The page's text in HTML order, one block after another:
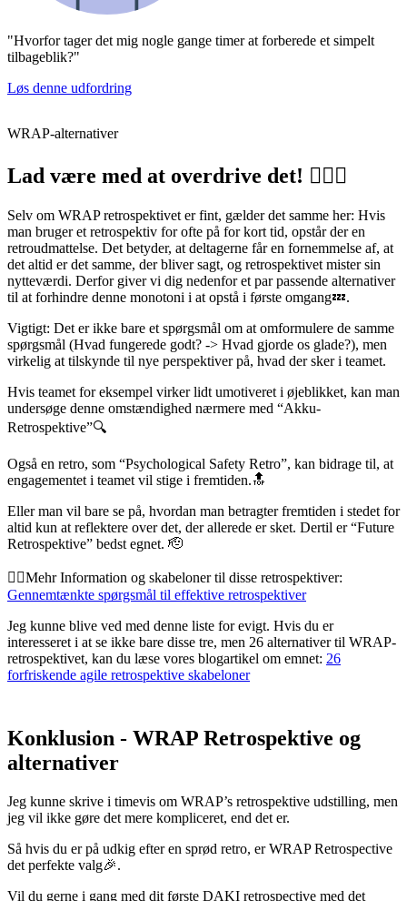
"Hvorfor tager det mig nogle gange timer at forberede et simpelt
tilbageblik?"
Løs denne udfordring
WRAP-alternativer
Lad være med at overdrive det! 🙅🏽‍♀️
Selv om WRAP retrospektivet er fint, gælder det samme her: Hvis
man bruger et retrospektiv for ofte på for kort tid, opstår der en
retroudmattelse. Det betyder, at deltagerne får en fornemmelse af, at
det altid er det samme, der bliver sagt, og retrospektivet mister sin
nytteværdi. Derfor giver vi dig nedenfor et par passende alternativer
til at forhindre denne monotoni i at opstå i første omgang💤.
Vigtigt: Det er ikke bare et spørgsmål om at omformulere de samme
spørgsmål (Hvad fungerede godt? -> Hvad gjorde os glade?), men
virkelig at tilskynde til nye perspektiver på, hvad der sker i teamet.
Hvis teamet for eksempel virker lidt umotiveret i øjeblikket, kan man
undersøge denne omstændighed nærmere med “Akku-
Retrospektive”🔍
Også en retro, som “Psychological Safety Retro”, kan bidrage til, at
engagementet i teamet vil stige i fremtiden.🔝
Eller man vil bare se på, hvordan man betragter fremtiden i stedet for
altid kun at reflektere over det, der allerede er sket. Dertil er “Future
Retrospektive” bedst egnet. 🫡
👉🏽Mehr Information og skabeloner til disse retrospektiver:
Gennemtænkte spørgsmål til effektive retrospektiver
Jeg kunne blive ved med denne liste for evigt. Hvis du er
interesseret i at se ikke bare disse tre, men 26 alternativer til WRAP-
retrospektivet, kan du læse vores blogartikel om emnet: 26
forfriskende agile retrospektive skabeloner
Konklusion - WRAP Retrospektive og
alternativer
Jeg kunne skrive i timevis om WRAP’s retrospektive udstilling, men
jeg vil ikke gøre det mere kompliceret, end det er.
Så hvis du er på udkig efter en sprød retro, er WRAP Retrospective
det perfekte valg🎉.
Vil du gerne i gang med dit første DAKI retrospective med det